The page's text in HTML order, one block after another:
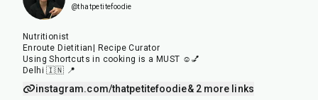
@thatpetitefoodie
Nutritionist
Enroute Dietitian| Recipe Curator
Using Shortcuts in cooking is a MUST ☺️💅
Delhi 🇮🇳 📍
instagram.com/thatpetitefoodie& 2 more links